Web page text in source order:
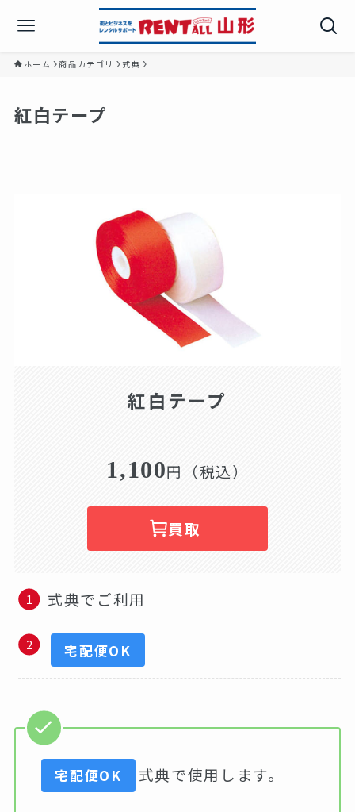
ホーム 商品カテゴリ 式典
紅白テープ
紅白テープ
1,100円（税込）
買取
式典でご利用
宅配便OK
宅配便OK 式典で使用します。